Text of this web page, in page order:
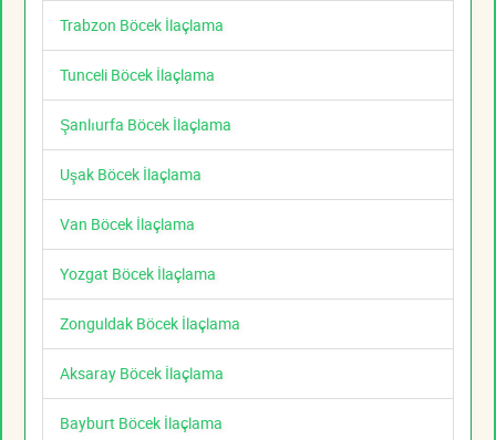
Trabzon Böcek İlaçlama
Tunceli Böcek İlaçlama
Şanlıurfa Böcek İlaçlama
Uşak Böcek İlaçlama
Van Böcek İlaçlama
Yozgat Böcek İlaçlama
Zonguldak Böcek İlaçlama
Aksaray Böcek İlaçlama
Bayburt Böcek İlaçlama